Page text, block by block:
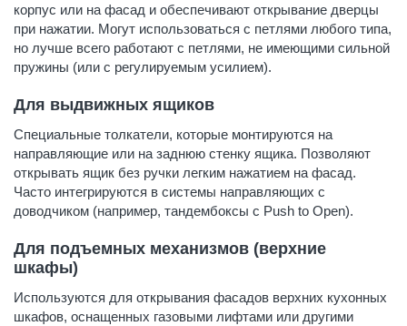
корпус или на фасад и обеспечивают открывание дверцы
при нажатии. Могут использоваться с петлями любого типа,
но лучше всего работают с петлями, не имеющими сильной
пружины (или с регулируемым усилием).
Для выдвижных ящиков
Специальные толкатели, которые монтируются на
направляющие или на заднюю стенку ящика. Позволяют
открывать ящик без ручки легким нажатием на фасад.
Часто интегрируются в системы направляющих с
доводчиком (например, тандембоксы с Push to Open).
Для подъемных механизмов (верхние
шкафы)
Используются для открывания фасадов верхних кухонных
шкафов, оснащенных газовыми лифтами или другими